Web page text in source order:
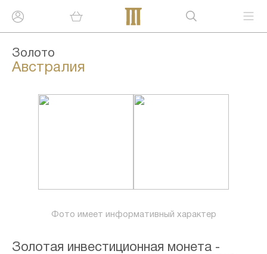
Золото
Австралия
Фото имеет информативный характер
Золотая инвестиционная монета -